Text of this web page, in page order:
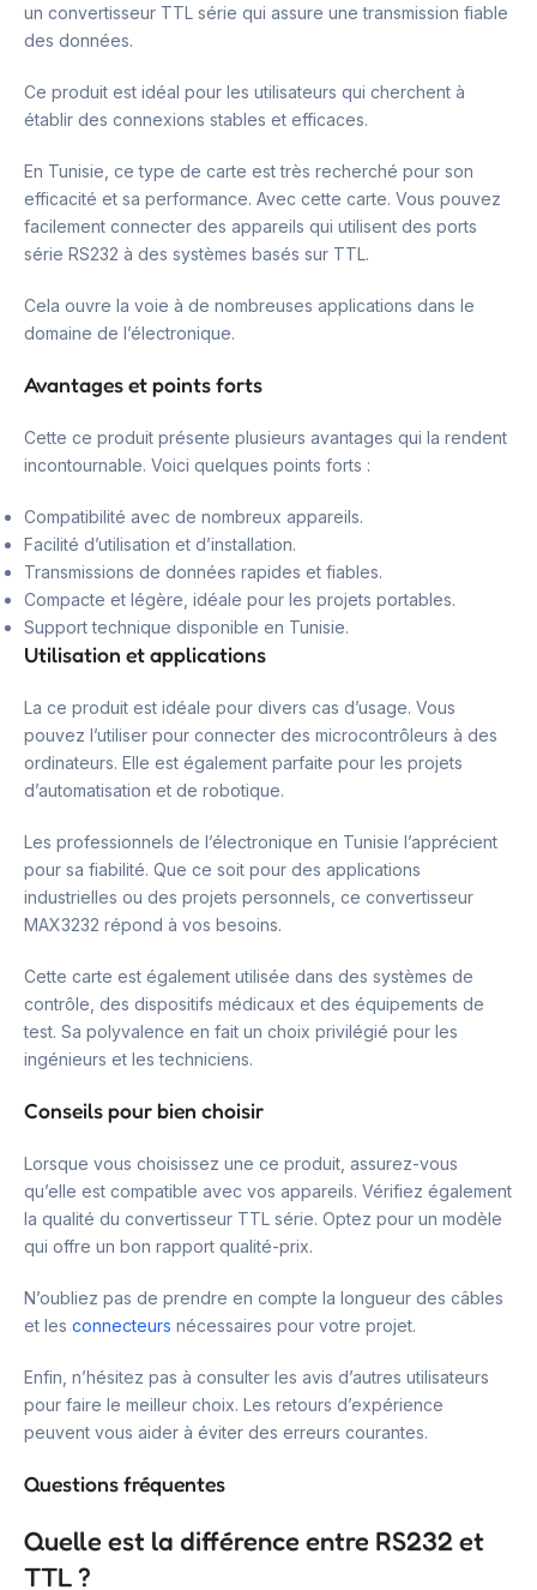
un convertisseur TTL série qui assure une transmission fiable
des données.
Ce produit est idéal pour les utilisateurs qui cherchent à
établir des connexions stables et efficaces.
En Tunisie, ce type de carte est très recherché pour son
efficacité et sa performance. Avec cette carte. Vous pouvez
facilement connecter des appareils qui utilisent des ports
série RS232 à des systèmes basés sur TTL.
Cela ouvre la voie à de nombreuses applications dans le
domaine de l’électronique.
Avantages et points forts
Cette ce produit présente plusieurs avantages qui la rendent
incontournable. Voici quelques points forts :
Compatibilité avec de nombreux appareils.
Facilité d’utilisation et d’installation.
Transmissions de données rapides et fiables.
Compacte et légère, idéale pour les projets portables.
Support technique disponible en Tunisie.
Utilisation et applications
La ce produit est idéale pour divers cas d’usage. Vous
pouvez l’utiliser pour connecter des microcontrôleurs à des
ordinateurs. Elle est également parfaite pour les projets
d’automatisation et de robotique.
Les professionnels de l’électronique en Tunisie l’apprécient
pour sa fiabilité. Que ce soit pour des applications
industrielles ou des projets personnels, ce convertisseur
MAX3232 répond à vos besoins.
Cette carte est également utilisée dans des systèmes de
contrôle, des dispositifs médicaux et des équipements de
test. Sa polyvalence en fait un choix privilégié pour les
ingénieurs et les techniciens.
Conseils pour bien choisir
Lorsque vous choisissez une ce produit, assurez-vous
qu’elle est compatible avec vos appareils. Vérifiez également
la qualité du convertisseur TTL série. Optez pour un modèle
qui offre un bon rapport qualité-prix.
N’oubliez pas de prendre en compte la longueur des câbles
et les connecteurs nécessaires pour votre projet.
Enfin, n’hésitez pas à consulter les avis d’autres utilisateurs
pour faire le meilleur choix. Les retours d’expérience
peuvent vous aider à éviter des erreurs courantes.
Questions fréquentes
Quelle est la différence entre RS232 et
TTL ?